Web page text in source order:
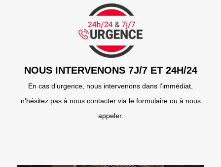
NOUS INTERVENONS 7J/7 ET 24H/24
En cas d’urgence, nous intervenons dans l’immédiat,
n’hésitez pas à nous contacter via le formulaire ou à nous
appeler.